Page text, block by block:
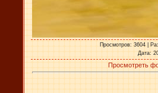
Просмотров: 3604 |
Дата:
Просмотреть